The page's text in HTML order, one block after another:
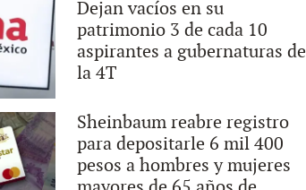
Dejan vacíos en su
patrimonio 3 de cada 10
aspirantes a gubernaturas de
la 4T
Sheinbaum reabre registro
para depositarle 6 mil 400
pesos a hombres y mujeres